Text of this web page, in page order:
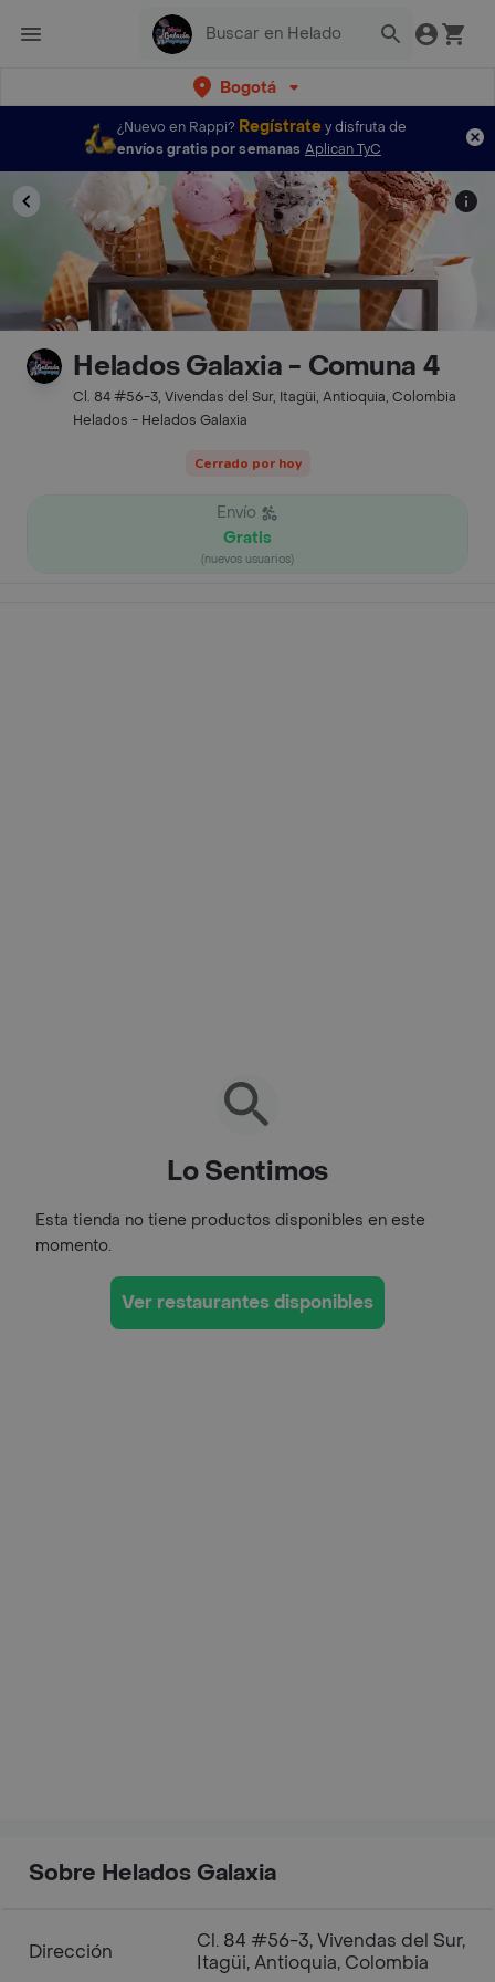
Bogotá
¿Nuevo en Rappi? Regístratey disfruta de
envíos gratis por semanas Aplican TyC
Helados Galaxia - Comuna 4
Cl. 84 #56-3, Vivendas del Sur, Itagüi, Antioquia, Colombia
Helados - Helados Galaxia
Cerrado por hoy
Envío
Gratis
(nuevos usuarios)
Lo Sentimos
Esta tienda no tiene productos disponibles en este
momento.
Ver restaurantes disponibles
Sobre Helados Galaxia
Dirección
Cl. 84 #56-3, Vivendas del Sur,
Itagüi, Antioquia, Colombia